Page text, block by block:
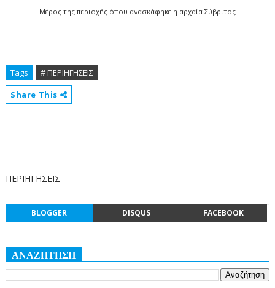
Μέρος της περιοχής όπου ανασκάφηκε η αρχαία Σύβριτος
Tags
# ΠΕΡΙΗΓΗΣΕΙΣ
Share This
ΠΕΡΙΗΓΗΣΕΙΣ
BLOGGER DISQUS FACEBOOK
ΑΝΑΖΗΤΗΣΗ